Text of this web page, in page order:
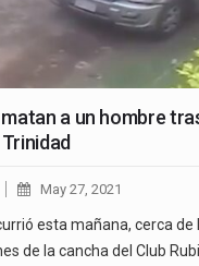
a un hombre
May 27, 2021
esta mañana, cerca de
de la cancha del Club